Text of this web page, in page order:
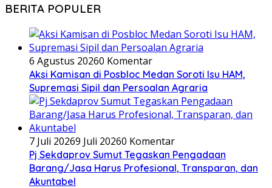
BERITA POPULER
6 Agustus 20260 Komentar
Aksi Kamisan di Posbloc Medan Soroti Isu HAM,
Supremasi Sipil dan Persoalan Agraria
7 Juli 20269 Juli 20260 Komentar
Pj Sekdaprov Sumut Tegaskan Pengadaan
Barang/Jasa Harus Profesional, Transparan, dan
Akuntabel